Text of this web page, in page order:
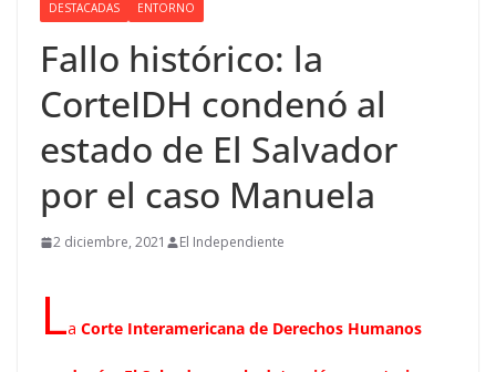
DESTACADAS ENTORNO
Fallo histórico: la
CorteIDH condenó al
estado de El Salvador
por el caso Manuela
2 diciembre, 2021 El Independiente
La Corte Interamericana de Derechos Humanos